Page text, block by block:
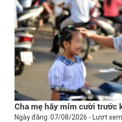
Cha mẹ hãy mỉm cười trước
Ngày đăng: 07/08/2026 - Lượt